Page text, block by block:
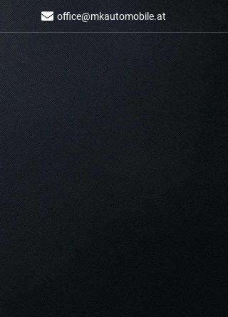
office@mkautomobile.at